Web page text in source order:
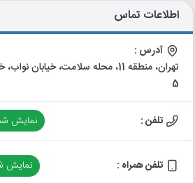
اطلاعات تماس
آدرس :
تهران، منطقه 11، محله سلامت،
5
تلفن : نمایش
تلفن همراه : نمایش